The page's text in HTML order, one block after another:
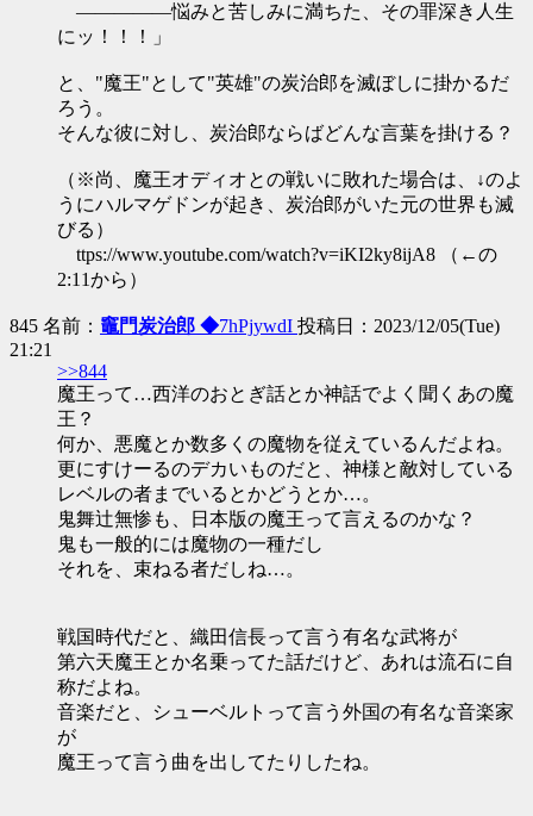
―――――悩みと苦しみに満ちた、その罪深き人生
にッ！！！」
と、"魔王"として"英雄"の炭治郎を滅ぼしに掛かるだ
ろう。
そんな彼に対し、炭治郎ならばどんな言葉を掛ける？
（※尚、魔王オディオとの戦いに敗れた場合は、↓のよ
うにハルマゲドンが起き、炭治郎がいた元の世界も滅
びる）
ttps://www.youtube.com/watch?v=iKI2ky8ijA8 （←の
2:11から）
845 名前： 竈門炭治郎 ◆7hPjywdI 投稿日：2023/12/05(Tue)
21:21
>>844
魔王って…西洋のおとぎ話とか神話でよく聞くあの魔
王？
何か、悪魔とか数多くの魔物を従えているんだよね。
更にすけーるのデカいものだと、神様と敵対している
レベルの者までいるとかどうとか…。
鬼舞辻無惨も、日本版の魔王って言えるのかな？
鬼も一般的には魔物の一種だし
それを、束ねる者だしね…。
戦国時代だと、織田信長って言う有名な武将が
第六天魔王とか名乗ってた話だけど、あれは流石に自
称だよね。
音楽だと、シューベルトって言う外国の有名な音楽家
が
魔王って言う曲を出してたりしたね。